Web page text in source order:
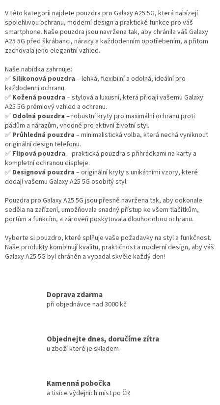
á
d
a
c
v
y
ý
p
i
u
V této kategorii najdete pouzdra pro Galaxy A25 5G, která nabízejí
spolehlivou ochranu, moderní design a praktické funkce pro váš
smartphone. Naše pouzdra jsou navržena tak, aby chránila váš Galaxy
A25 5G před škrábanci, nárazy a každodenním opotřebením, a přitom
zachovala jeho elegantní vzhled.
Naše nabídka zahrnuje:
✅Silikonová pouzdra – lehká, flexibilní a odolná, ideální pro
každodenní ochranu.
✅ Kožená pouzdra – stylová a luxusní, která přidají vašemu Galaxy
A25 5G prémiový vzhled a ochranu.
✅ Odolná pouzdra – robustní kryty pro maximální ochranu proti
pádům a nárazům, vhodné pro aktivní životní styl.
✅ Průhledná pouzdra – minimalistická volba, která nechá vyniknout
originální design telefonu.
✅ Flipová pouzdra – praktická pouzdra s přihrádkami na karty a
kompletní ochranou displeje.
✅ Designová pouzdra – originální kryty s unikátními vzory, které
dodají vašemu Galaxy A25 5G osobitý styl.
Pouzdra pro Galaxy A25 5G jsou přesně navržena tak, aby dokonale
seděla na zařízení, umožňovala snadný přístup ke všem tlačítkům,
portům a funkcím, a zároveň poskytovala dlouhodobou ochranu.
Vyberte si pouzdro, které splňuje vaše požadavky na styl a funkčnost.
Naše produkty kombinují kvalitu, praktičnost a moderní design, aby váš
Galaxy A25 5G byl chráněn a vypadal skvěle každý den!
Doprava zdarma
při objednávce nad 3000 kč
Objednejte dnes, doručíme zítra
u zboží které je skladem
Kamenná pobočka
a tisíce výdejních míst po ČR